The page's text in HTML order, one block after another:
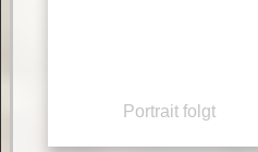
Portrait folgt